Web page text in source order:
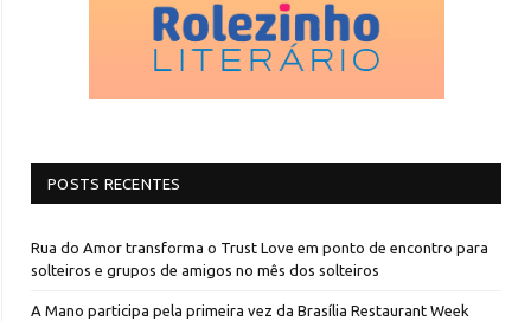
POSTS RECENTES
Rua do Amor transforma o Trust Love em ponto de encontro para
solteiros e grupos de amigos no mês dos solteiros
A Mano participa pela primeira vez da Brasília Restaurant Week